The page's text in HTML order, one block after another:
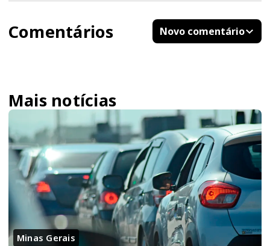
Comentários Novo comentário
Mais notícias
Minas Gerais